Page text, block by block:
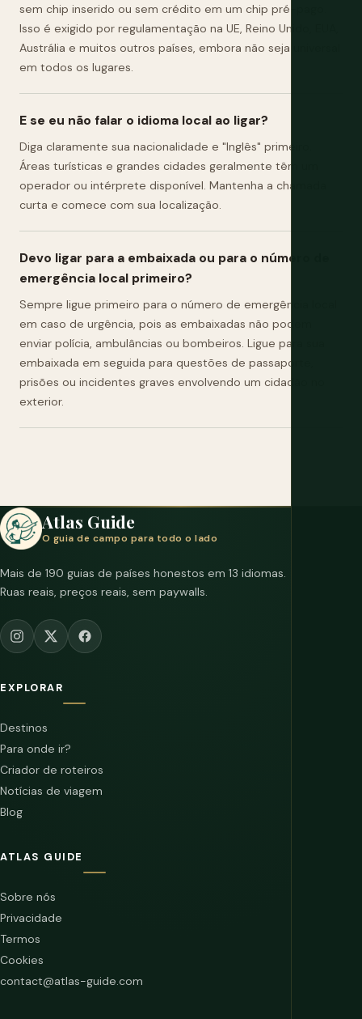
sem chip inserido ou sem crédito em um chip pré-pago.
Isso é exigido por regulamentação na UE, Reino Unido, EUA,
Austrália e muitos outros países, embora não seja universal
em todos os lugares.
E se eu não falar o idioma local ao ligar?
Diga claramente sua nacionalidade e "Inglês" primeiro.
Áreas turísticas e grandes cidades geralmente têm um
operador ou intérprete disponível. Mantenha a chamada
curta e comece com sua localização.
Devo ligar para a embaixada ou para o número de
emergência local primeiro?
Sempre ligue primeiro para o número de emergência local
em caso de urgência, pois as embaixadas não podem
enviar polícia, ambulâncias ou bombeiros. Ligue para sua
embaixada em seguida para questões de passaporte,
prisões ou incidentes graves envolvendo um cidadão no
exterior.
Atlas Guide
O guia de campo para todo o lado
Mais de 190 guias de países honestos em 13 idiomas.
Ruas reais, preços reais, sem paywalls.
EXPLORAR
Destinos
Para onde ir?
Criador de roteiros
Notícias de viagem
Blog
ATLAS GUIDE
Sobre nós
Privacidade
Termos
Cookies
contact@atlas-guide.com